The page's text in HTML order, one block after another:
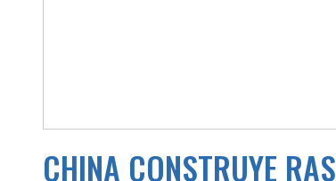
CHINA CONSTRUYE